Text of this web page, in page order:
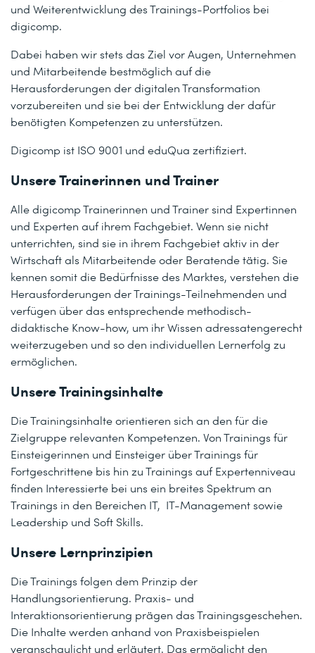
und Weiterentwicklung des Trainings-Portfolios bei
digicomp.
Dabei haben wir stets das Ziel vor Augen, Unternehmen
und Mitarbeitende bestmöglich auf die
Herausforderungen der digitalen Transformation
vorzubereiten und sie bei der Entwicklung der dafür
benötigten Kompetenzen zu unterstützen.
Digicomp ist ISO 9001 und eduQua zertifiziert.
Unsere Trainerinnen und Trainer
Alle digicomp Trainerinnen und Trainer sind Expertinnen
und Experten auf ihrem Fachgebiet. Wenn sie nicht
unterrichten, sind sie in ihrem Fachgebiet aktiv in der
Wirtschaft als Mitarbeitende oder Beratende tätig. Sie
kennen somit die Bedürfnisse des Marktes, verstehen die
Herausforderungen der Trainings-Teilnehmenden und
verfügen über das entsprechende methodisch-
didaktische Know-how, um ihr Wissen adressatengerecht
weiterzugeben und so den individuellen Lernerfolg zu
ermöglichen.
Unsere Trainingsinhalte
Die Trainingsinhalte orientieren sich an den für die
Zielgruppe relevanten Kompetenzen. Von Trainings für
Einsteigerinnen und Einsteiger über Trainings für
Fortgeschrittene bis hin zu Trainings auf Expertenniveau
finden Interessierte bei uns ein breites Spektrum an
Trainings in den Bereichen IT, IT-Management sowie
Leadership und Soft Skills.
Unsere Lernprinzipien
Die Trainings folgen dem Prinzip der
Handlungsorientierung. Praxis- und
Interaktionsorientierung prägen das Trainingsgeschehen.
Die Inhalte werden anhand von Praxisbeispielen
veranschaulicht und erläutert. Das ermöglicht den